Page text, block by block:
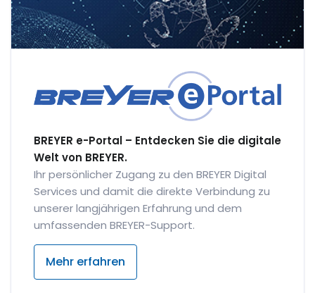
BREYER e-Portal – Entdecken Sie die digitale
Welt von BREYER.
Ihr persönlicher Zugang zu den BREYER Digital
Services und damit die direkte Verbindung zu
unserer langjährigen Erfahrung und dem
umfassenden BREYER-Support.
Mehr erfahren